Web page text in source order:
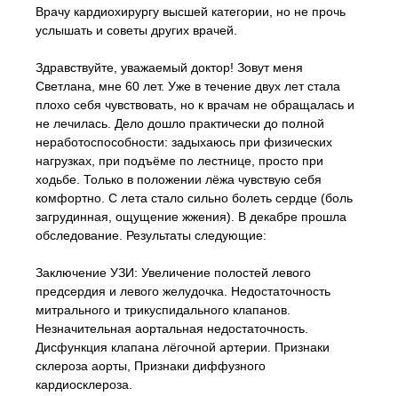
Врачу кардиохирургу высшей категории, но не прочь
услышать и советы других врачей.
Здравствуйте, уважаемый доктор! Зовут меня
Светлана, мне 60 лет. Уже в течение двух лет стала
плохо себя чувствовать, но к врачам не обращалась и
не лечилась. Дело дошло практически до полной
неработоспособности: задыхаюсь при физических
нагрузках, при подъёме по лестнице, просто при
ходьбе. Только в положении лёжа чувствую себя
комфортно. С лета стало сильно болеть сердце (боль
загрудинная, ощущение жжения). В декабре прошла
обследование. Результаты следующие:
Заключение УЗИ: Увеличение полостей левого
предсердия и левого желудочка. Недостаточность
митрального и трикуспидального клапанов.
Незначительная аортальная недостаточность.
Дисфункция клапана лёгочной артерии. Признаки
склероза аорты, Признаки диффузного
кардиосклероза.